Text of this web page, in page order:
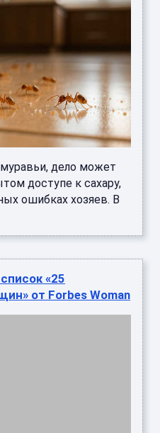
муравьи, дело может
доступе к сахару,
ошибках хозяев. В
«25
от Forbes Woman